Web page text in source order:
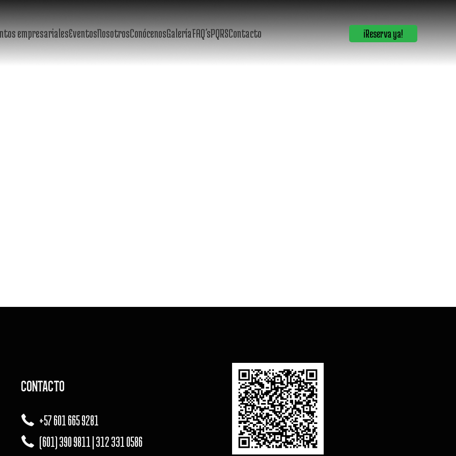
empresarialesEventosNosotrosConócenosGaleríaFAQ’sPQRSContacto ¡Reserva ya!
CONTACTO
+57 601 665 9281
(601) 390 9811 | 312 331 0586